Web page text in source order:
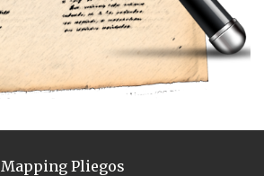
Mapping Pliegos